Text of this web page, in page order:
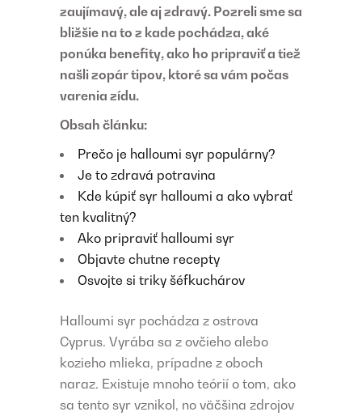
zaujímavý, ale aj zdravý. Pozreli sme sa
bližšie na to z kade pochádza, aké
ponúka benefity, ako ho pripraviť a tiež
našli zopár tipov, ktoré sa vám počas
varenia zídu.
Obsah článku:
Prečo je halloumi syr populárny?
Je to zdravá potravina
Kde kúpiť syr halloumi a ako vybrať
ten kvalitný?
Ako pripraviť halloumi syr
Objavte chutne recepty
Osvojte si triky šéfkuchárov
Halloumi syr pochádza z ostrova
Cyprus. Vyrába sa z ovčieho alebo
kozieho mlieka, prípadne z oboch
naraz. Existuje mnoho teórií o tom, ako
sa tento syr vznikol, no väčšina zdrojov